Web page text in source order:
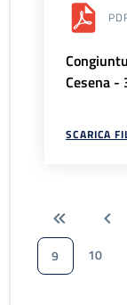
Cesena
SCARICA
9
10